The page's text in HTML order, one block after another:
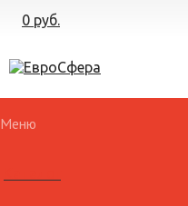
0 руб.
Меню